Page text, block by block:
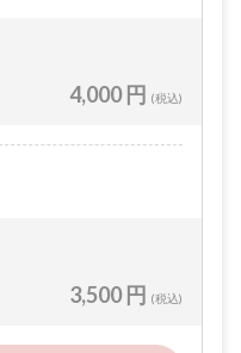
4,000 円 (税込)
3,500 円 (税込)